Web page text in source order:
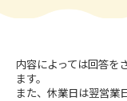
内容によっては回答を
ます。
また、休業日は翌営業